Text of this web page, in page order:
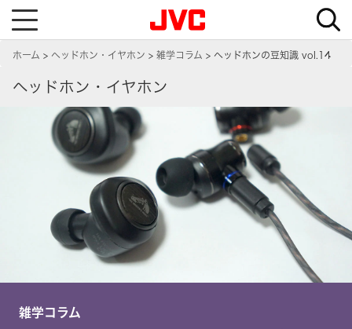
T
l
a
ホーム ヘッドホン・イヤホン 雑学コラム ヘッドホンの豆知識 vol.14
ヘッドホン・イヤホン
雑学コラム